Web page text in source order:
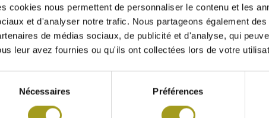
cookies nous permettent de personnaliser le contenu et les
et d'analyser notre trafic. Nous partageons également
de médias sociaux, de publicité et d'analyse, qui
leur avez fournies ou qu'ils ont collectées lors de votre
Nécessaires Préférences
EMISSION ACTIONS